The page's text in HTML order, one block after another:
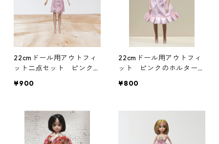
22cmドール用アウトフィ
ット二点セット ピンクの
ート アイドル 変身ヒロ
¥900
22cmドール用アウトフィ
ット ピンクのホルターネ
ル 変身ヒロイン風
¥800